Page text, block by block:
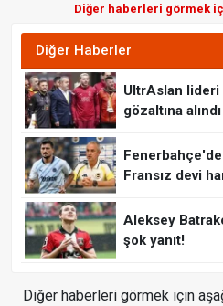
Diğer haberleri görmek
Diğer Haberler
UltrAslan lideri
gözaltına alındı
Fransız devi
Aleksey
şok yanıt!
Diğer haberleri görmek için